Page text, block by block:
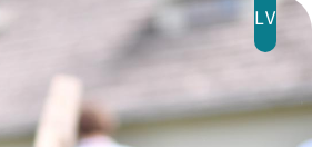
Programma
Arhīvs
bija LAMPĀ 2026
LV